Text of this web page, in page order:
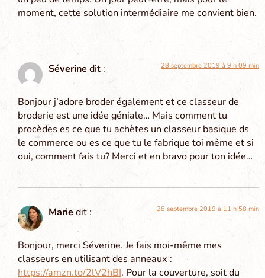
moment, cette solution intermédiaire me convient bien.
Séverinedit : 28 septembre 2019 à 9 h 09 min
Bonjour j’adore broder également et ce classeur de
broderie est une idée géniale… Mais comment tu
procèdes es ce que tu achètes un classeur basique ds
le commerce ou es ce que tu le fabrique toi même et si
oui, comment fais tu? Merci et en bravo pour ton idée…
Mariedit : 28 septembre 2019 à 11 h 58 min
Bonjour, merci Séverine. Je fais moi-même mes
classeurs en utilisant des anneaux :
https://amzn.to/2lV2hBI. Pour la couverture, soit du